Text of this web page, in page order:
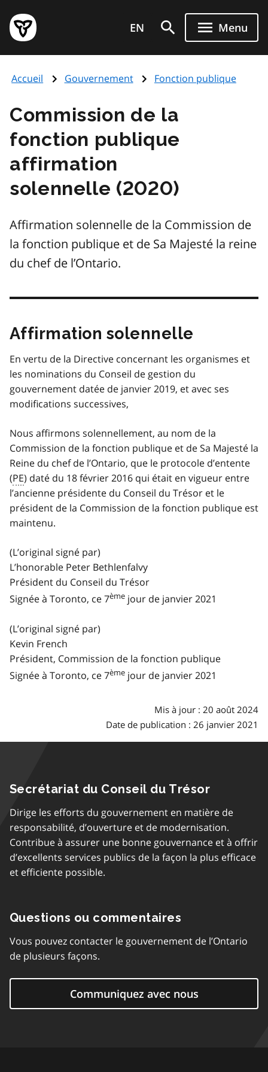
au
contenu
principal
Page
d'accueil
de
EN Menu
Accueil Gouvernement Fonction publique
Commission de la
fonction publique
affirmation
solennelle (2020)
Affirmation solennelle de la Commission de
la fonction publique et de Sa Majesté la reine
du chef de l’Ontario.
Affirmation solennelle
En vertu de la Directive concernant les organismes et
les nominations du Conseil de gestion du
gouvernement datée de janvier 2019, et avec ses
modifications successives,
Nous affirmons solennellement, au nom de la
Commission de la fonction publique et de Sa Majesté la
Reine du chef de l’Ontario, que le protocole d’entente
(PE) daté du 18 février 2016 qui était en vigueur entre
l’ancienne présidente du Conseil du Trésor et le
président de la Commission de la fonction publique est
maintenu.
(L’original signé par)
L’honorable Peter Bethlenfalvy
Président du Conseil du Trésor
Signée à Toronto, ce 7ème jour de janvier 2021
(L’original signé par)
Kevin French
Président, Commission de la fonction publique
Signée à Toronto, ce 7ème jour de janvier 2021
Mis à jour : 20 août 2024
Date de publication : 26 janvier 2021
Secrétariat du Conseil du Trésor
Dirige les efforts du gouvernement en matière de
responsabilité, d’ouverture et de modernisation.
Contribue à assurer une bonne gouvernance et à offrir
d’excellents services publics de la façon la plus efficace
et efficiente possible.
Questions ou commentaires
Vous pouvez contacter le gouvernement de l’Ontario
de plusieurs façons.
Communiquez avec nous